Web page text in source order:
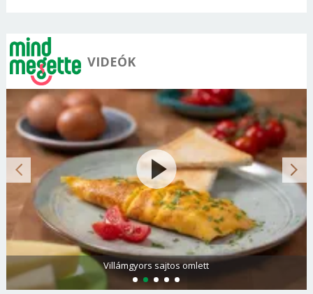
VIDEÓK
Spenótos tészta
Mégse